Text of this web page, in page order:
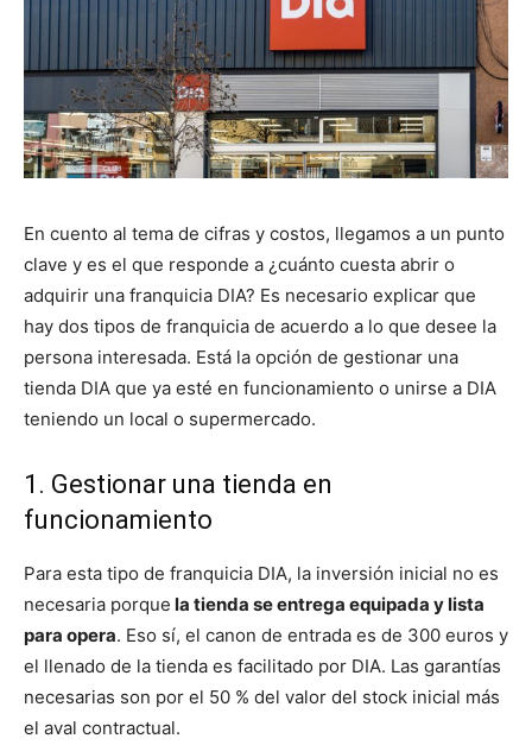
En cuento al tema de cifras y costos, llegamos a un punto
clave y es el que responde a ¿cuánto cuesta abrir o
adquirir una franquicia DIA? Es necesario explicar que
hay dos tipos de franquicia de acuerdo a lo que desee la
persona interesada. Está la opción de gestionar una
tienda DIA que ya esté en funcionamiento o unirse a DIA
teniendo un local o supermercado.
1. Gestionar una tienda en
funcionamiento
Para esta tipo de franquicia DIA, la inversión inicial no es
necesaria porque la tienda se entrega equipada y lista
para opera. Eso sí, el canon de entrada es de 300 euros y
el llenado de la tienda es facilitado por DIA. Las garantías
necesarias son por el 50 % del valor del stock inicial más
el aval contractual.